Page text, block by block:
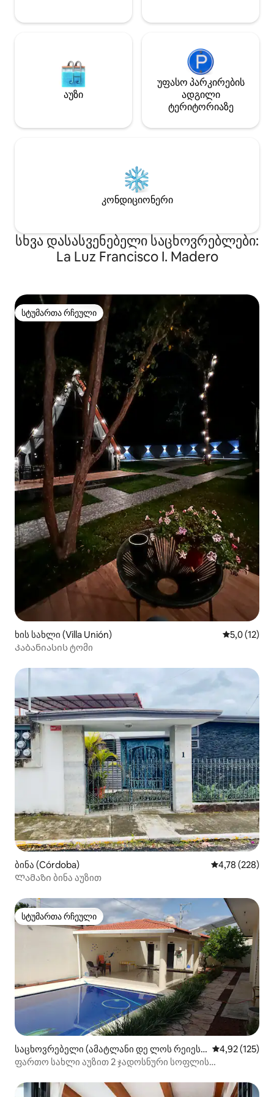
აუზი
უფასო პარკირების
ადგილი
ტერიტორიაზე
კონდიციონერი
სხვა დასასვენებელი საცხოვრებლები:
La Luz Francisco I. Madero
სტუმართა რჩეული
სტუმართა რჩეული
ხის სახლი (Villa Unión) საშუალო
5,0 (12)
Კაბანიასის ტომი
ბინა (Córdoba) საშუალო
4,78 (228)
Ლამაზი ბინა აუზით
სტუმართა რჩეული
სტუმართა რჩეული
საცხოვრებელი (ამატლანი დე ლოს რეიეს
ი)
საშუალო
4,92 (125)
ფართო სახლი აუზით 2 ჯადოსნური სოფლის